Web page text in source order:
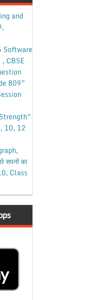
and
Software
CBSE
809”
10, 12
सपनों का
Class